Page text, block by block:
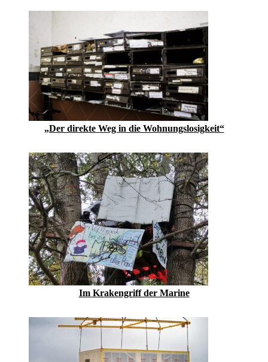
„Der direkte Weg in die Wohnungslosigkeit“
Im Krakengriff der Marine